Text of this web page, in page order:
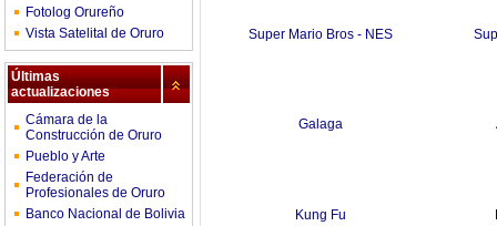
Fotolog Orureño
Vista Satelital de Oruro
Últimas
actualizaciones
Cámara de la
Construcción de Oruro
Pueblo y Arte
Federación de
Profesionales de Oruro
Banco Nacional de Bolivia
Super Mario Bros - NES
Galaga
Kung Fu